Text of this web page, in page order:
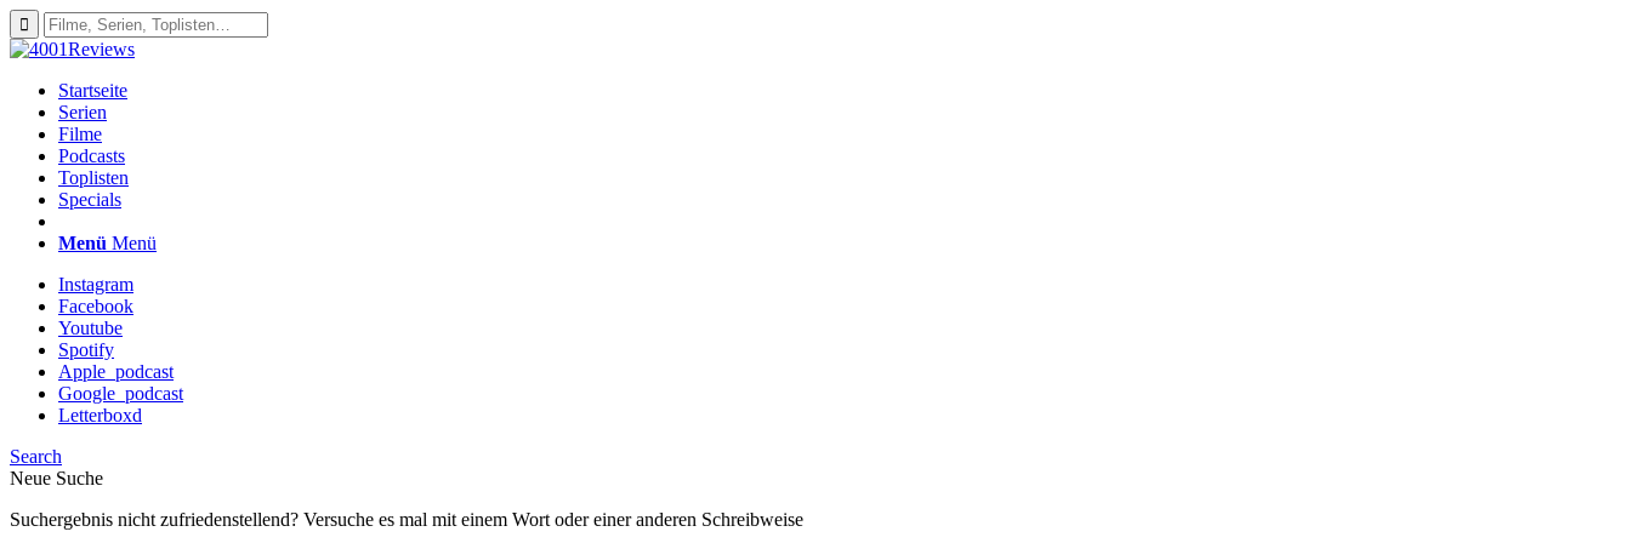
Startseite
Serien
Filme
Podcasts
Toplisten
Specials
Menü Menü
Instagram
Facebook
Youtube
Spotify
Apple_podcast
Google_podcast
Letterboxd
Search
Neue Suche
Suchergebnis nicht zufriedenstellend? Versuche es mal mit einem Wort oder einer anderen Schreibweise